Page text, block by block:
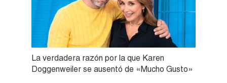
La verdadera razón por la que Karen
Doggenweiler se ausentó de «Mucho Gusto»